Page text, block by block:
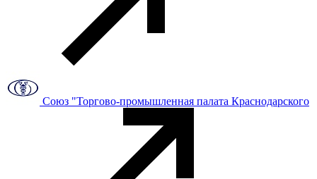
Союз "Торгово-промышленная палата Краснодарского